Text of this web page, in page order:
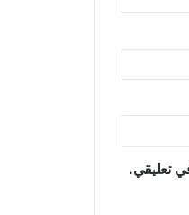
تعليقي.